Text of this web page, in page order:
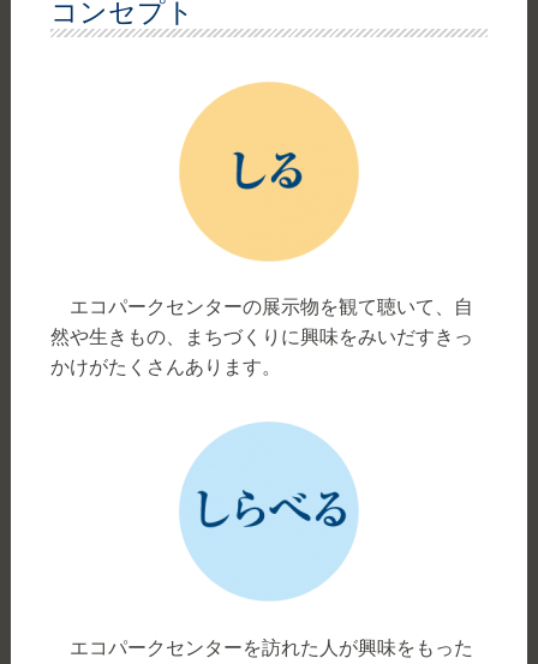
コンセプト
エコパークセンターの展示物を観て聴いて、自
然や生きもの、まちづくりに興味をみいだすきっ
かけがたくさんあります。
エコパークセンターを訪れた人が興味をもった